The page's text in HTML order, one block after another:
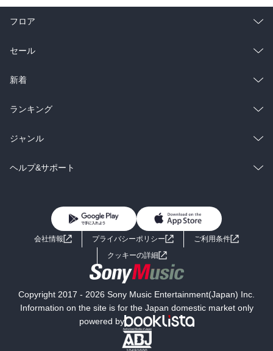
フロア
総合
ラノベ
雑誌・グラビア
BL・TL
セール
総合
ラノベ
雑誌・グラビア
BL・TL
新着
総合
ラノベ
雑誌・グラビア
ランキング
総合
ラノベ
ジャンル
コミック
ライトノベル 男子向けラノベ
小説
海外小説
ミステリー SF
文学
ヘルプ&サポート
よくあるご質問 お問い合わせ
会社情報 プライバシーポリシー
ご利用条件
クッキーの詳細
Copyright 2017 - 2026 Sony Music Entertainment(Japan) Inc.
Information on the site is for the Japan domestic market only
powered by